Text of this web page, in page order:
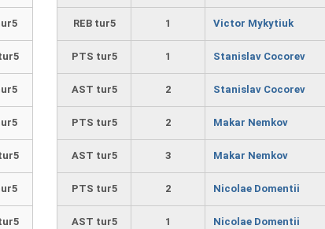
REB tur5 1 Victor Mykytiuk
PTS tur5 1 Stanislav Cocorev
AST tur5 2 Stanislav Cocorev
PTS tur5 2 Makar Nemkov
AST tur5 3 Makar Nemkov
PTS tur5 2 Nicolae Domentii
AST tur5 1 Nicolae Domentii